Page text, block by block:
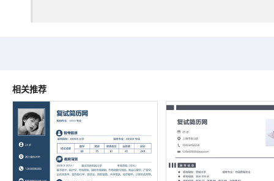
相关推荐